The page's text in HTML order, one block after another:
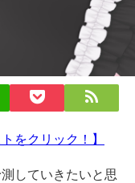
をクリック！】
していきたいと思